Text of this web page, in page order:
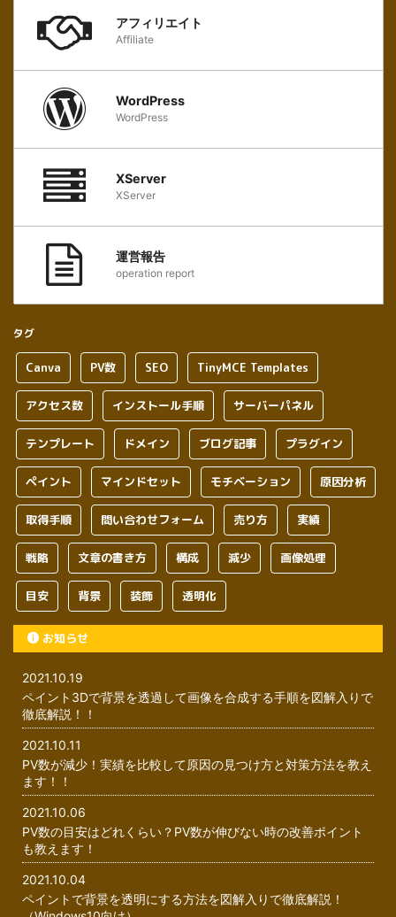
アフィリエイト
Affiliate
WordPress
WordPress
XServer
XServer
運営報告
operation report
タグ
Canva PV数 SEO TinyMCE Templates
アクセス数 インストール手順 サーバーパネル
テンプレート ドメイン ブログ記事 プラグイン
ペイント マインドセット モチベーション 原因分析
取得手順 問い合わせフォーム 売り方 実績
戦略 文章の書き方 構成 減少 画像処理
目安 背景 装飾 透明化
お知らせ
2021.10.19
ペイント3Dで背景を透過して画像を合成する手順を図解入りで
徹底解説！！
2021.10.11
PV数が減少！実績を比較して原因の見つけ方と対策方法を教え
ます！！
2021.10.06
PV数の目安はどれくらい？PV数が伸びない時の改善ポイント
も教えます！
2021.10.04
ペイントで背景を透明にする方法を図解入りで徹底解説！